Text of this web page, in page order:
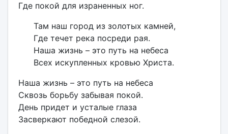
Где покой для израненных ног.
Там наш город из золотых камней,
Где течет река посреди рая.
Наша жизнь – это путь на небеса
Всех искупленных кровью Христа.
Наша жизнь – это путь на небеса
Сквозь борьбу забывая покой.
День придет и усталые глаза
Засверкают победной слезой.